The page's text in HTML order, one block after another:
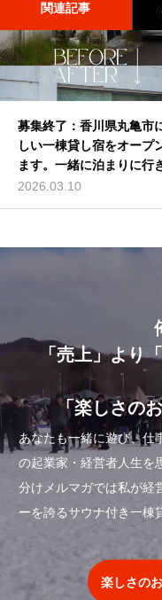
関連記事
募集終了：香川県丸亀市
しい一棟貸し宿をオープ
ます。一緒に泊まりに行
せんか？
2026.03.10
深作浩一郎(ふかさくこう
ちろう)とは誰？自己紹介
てみた
2014.01.01
「売上」より
「楽しさの
あなたも一緒に遊び、仕
の起業家・経営者人生を
分けメルマガでは私が経
ーを誇るサウナ付き一棟
楽しさの